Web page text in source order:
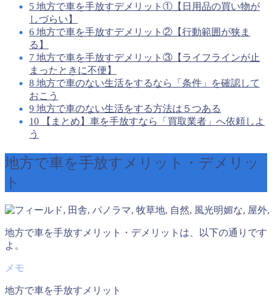
5 地方で車を手放すデメリット①【日用品の買い物が
しづらい】
6 地方で車を手放すデメリット②【行動範囲が狭ま
る】
7 地方で車を手放すデメリット③【ライフラインが止
まったときに不便】
8 地方で車のない生活をするなら「条件」を確認して
おこう
9 地方で車のない生活をする方法は５つある
10 【まとめ】車を手放すなら「買取業者」へ依頼しよ
う
地方で車を手放すメリット・デメリッ
ト
地方で車を手放すメリット・デメリットは、以下の通りです
よ。
地方で車を手放すメリット